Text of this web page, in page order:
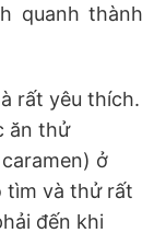
quanh thành
rất yêu thích.
ăn thử
ở
tìm và thử rất
đến khi